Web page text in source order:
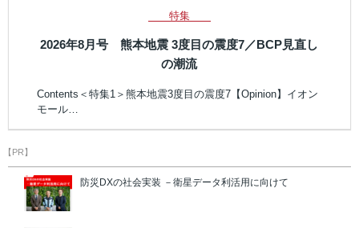
特集
2026年8月号 熊本地震 3度目の震度7／BCP見直し
の潮流
Contents＜特集1＞熊本地震3度目の震度7【Opinion】イオン
モール…
【PR】
防災DXの社会実装 －衛星データ利活用に向けて